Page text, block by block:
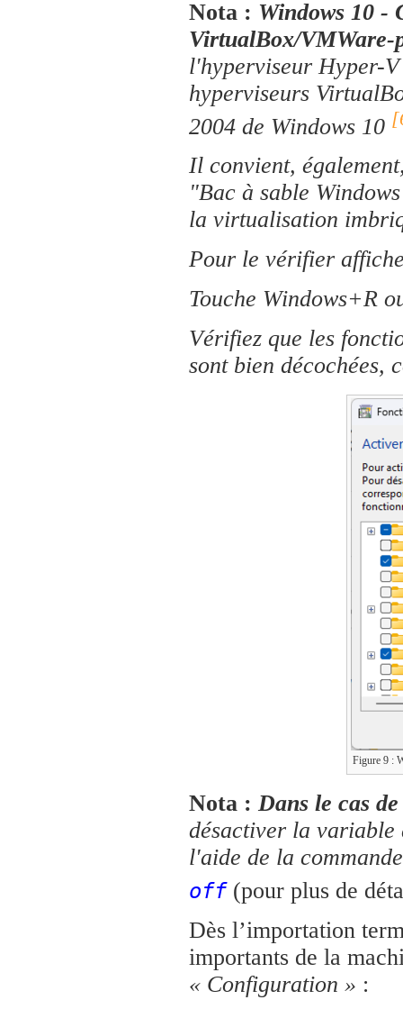
Nota : Windows 10 -
VirtualBox/VMWare-
l'hyperviseur Hyper-
hyperviseurs
2004 de Windows 10
Il convient,
"Bac à sable
la virtualisation
Pour le vérifier
Touche Windows+R
Vérifiez que les
sont bien décochées,
Figure 9 :
Nota : Dans le cas
désactiver la
l'aide de la
off(pour plus de
Dès l’importation
importants de la
« Configuration » :